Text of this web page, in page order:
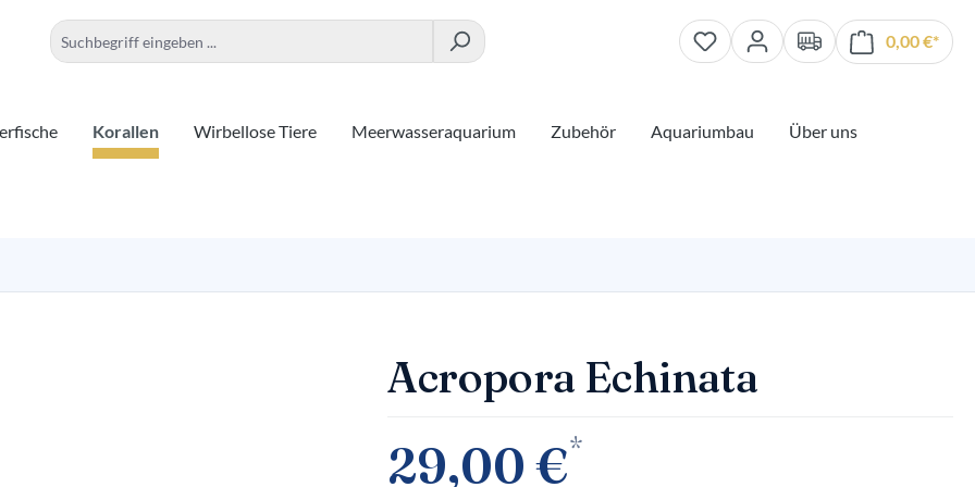
0,00 €*
Korallen Wirbellose Tiere Meerwasseraquarium Zubehör Aquariumbau
Über uns
Acropora Echinata
29,00 €*